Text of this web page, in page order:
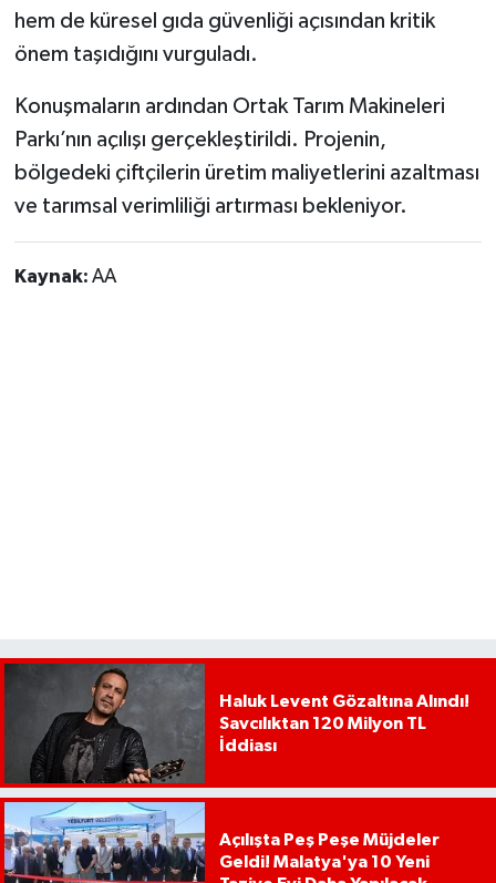
hem de küresel gıda güvenliği açısından kritik
önem taşıdığını vurguladı.
Konuşmaların ardından Ortak Tarım Makineleri
Parkı’nın açılışı gerçekleştirildi. Projenin,
bölgedeki çiftçilerin üretim maliyetlerini azaltması
ve tarımsal verimliliği artırması bekleniyor.
Kaynak: AA
Haluk Levent Gözaltına Alındı!
Savcılıktan 120 Milyon TL
İddiası
Açılışta Peş Peşe Müjdeler
Geldi! Malatya'ya 10 Yeni